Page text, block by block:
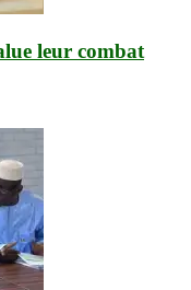
leur combat